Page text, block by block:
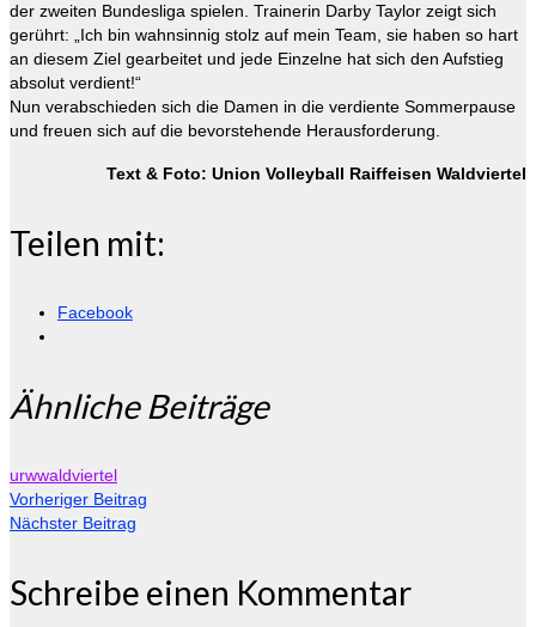
der zweiten Bundesliga spielen. Trainerin Darby Taylor zeigt sich
gerührt: „Ich bin wahnsinnig stolz auf mein Team, sie haben so hart
an diesem Ziel gearbeitet und jede Einzelne hat sich den Aufstieg
absolut verdient!“
Nun verabschieden sich die Damen in die verdiente Sommerpause
und freuen sich auf die bevorstehende Herausforderung.
Text & Foto: Union Volleyball Raiffeisen Waldviertel
Teilen mit:
Facebook
Ähnliche Beiträge
urwwaldviertel
Vorheriger Beitrag
Nächster Beitrag
Schreibe einen Kommentar